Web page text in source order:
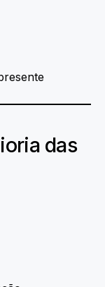
das